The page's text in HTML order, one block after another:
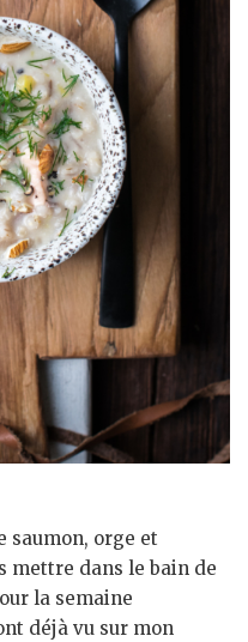
saumon, orge et
mettre dans le bain de
la semaine
déjà vu sur mon